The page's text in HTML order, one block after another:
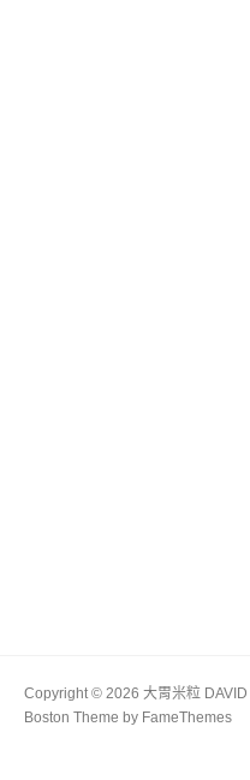
Copyright © 2026 大胃米粒 DAVID
Boston Theme by FameThemes